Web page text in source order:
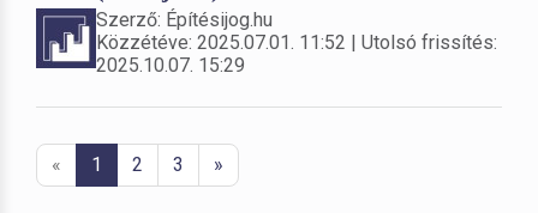
Szerző: Építésijog.hu
Közzétéve: 2025.07.01. 11:52 | Utolsó frissítés:
2025.10.07. 15:29
« 1 2 3 »